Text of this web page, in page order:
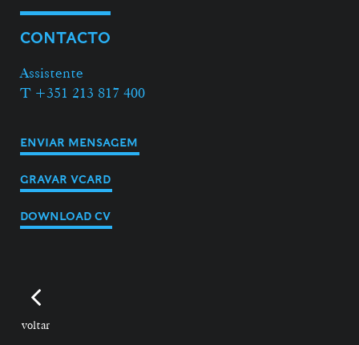
CONTACTO
Assistente
T +351 213 817 400
ENVIAR MENSAGEM
GRAVAR VCARD
DOWNLOAD CV
voltar